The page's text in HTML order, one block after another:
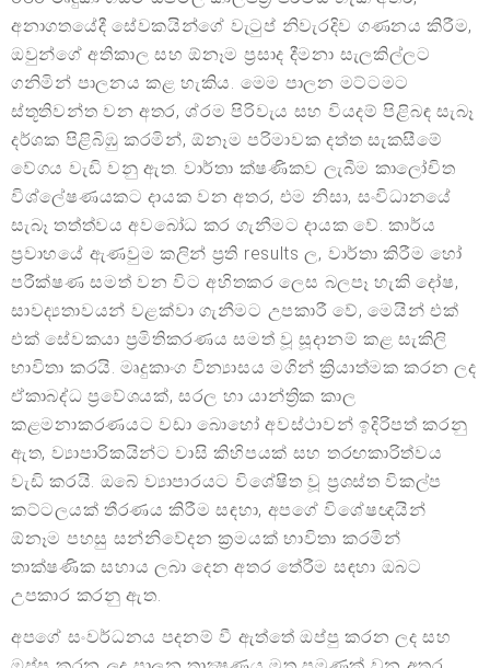
අනාගතයේදී සේවකයින්ගේ වැටුප් නිවැරදිව ගණනය කිරීම,
ඔවුන්ගේ අතිකාල සහ ඕනෑම ප්‍රසාද දීමනා සැලකිල්ලට
ගනිමින් පාලනය කළ හැකිය. මෙම පාලන මට්ටමට
ස්තූතිවන්ත වන අතර, ශ්රම පිරිවැය සහ වියදම් පිළිබඳ සැබෑ
දර්ශක පිළිබිඹු කරමින්, ඕනෑම පරිමාවක දත්ත සැකසීමේ
වේගය වැඩි වනු ඇත. වාර්තා ක්ෂණිකව ලැබීම කාලෝචිත
විශ්ලේෂණයකට දායක වන අතර, එම නිසා, සංවිධානයේ
සැබෑ තත්ත්වය අවබෝධ කර ගැනීමට දායක වේ. කාර්ය
ප්‍රවාහයේ ඇණවුම කලින් ප්‍රති results ල, වාර්තා කිරීම හෝ
පරීක්ෂණ සමත් වන විට අහිතකර ලෙස බලපෑ හැකි දෝෂ,
සාවද්‍යතාවයන් වළක්වා ගැනීමට උපකාරී වේ, මෙයින් එක්
එක් සේවකයා ප්‍රමිතිකරණය සමත් වූ සූදානම් කළ සැකිලි
භාවිතා කරයි. මෘදුකාංග වින්‍යාසය මගින් ක්‍රියාත්මක කරන ලද
ඒකාබද්ධ ප්‍රවේශයක්, සරල හා යාන්ත්‍රික කාල
කළමනාකරණයට වඩා බොහෝ අවස්ථාවන් ඉදිරිපත් කරනු
ඇත, ව්‍යාපාරිකයින්ට වාසි කිහිපයක් සහ තරඟකාරිත්වය
වැඩි කරයි. ඔබේ ව්‍යාපාරයට විශේෂිත වූ ප්‍රශස්ත විකල්ප
කට්ටලයක් තීරණය කිරීම සඳහා, අපගේ විශේෂඥයින්
ඕනෑම පහසු සන්නිවේදන ක්‍රමයක් භාවිතා කරමින්
තාක්ෂණික සහාය ලබා දෙන අතර තේරීම සඳහා ඔබට
උපකාර කරනු ඇත.
අපගේ සංවර්ධනය පදනම් වී ඇත්තේ ඔප්පු කරන ලද සහ